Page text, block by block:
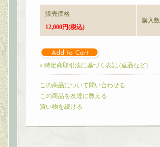
販売価格
12,000円(税込)
購入数
» 特定商取引法に基づく表記 (返品など)
この商品について問い合わせる
この商品を友達に教える
買い物を続ける